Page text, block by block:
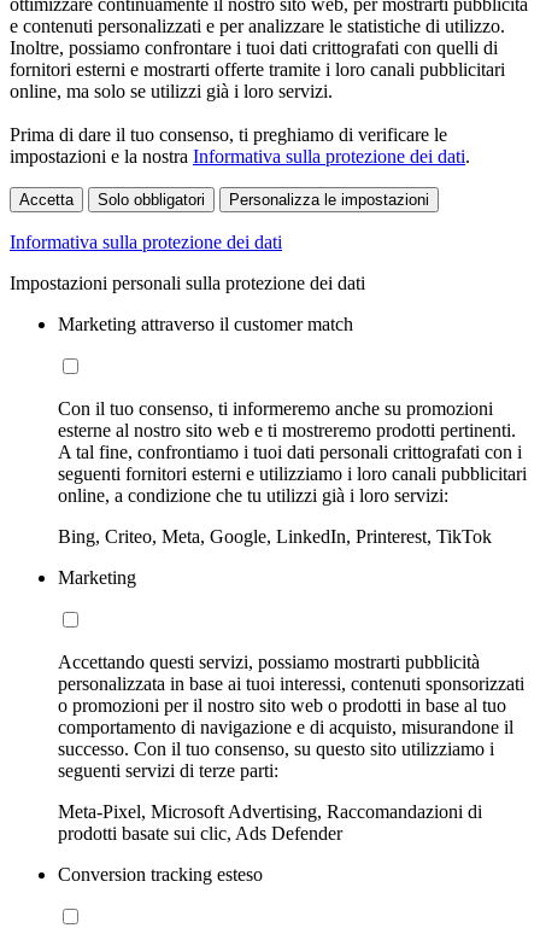
ottimizzare continuamente il nostro sito web, per mostrarti pubblicità
e contenuti personalizzati e per analizzare le statistiche di utilizzo.
Inoltre, possiamo confrontare i tuoi dati crittografati con quelli di
fornitori esterni e mostrarti offerte tramite i loro canali pubblicitari
online, ma solo se utilizzi già i loro servizi.
Prima di dare il tuo consenso, ti preghiamo di verificare le
impostazioni e la nostra Informativa sulla protezione dei dati.
Accetta Solo obbligatori Personalizza le impostazioni
Informativa sulla protezione dei dati
Impostazioni personali sulla protezione dei dati
Marketing attraverso il customer match
Con il tuo consenso, ti informeremo anche su promozioni
esterne al nostro sito web e ti mostreremo prodotti pertinenti.
A tal fine, confrontiamo i tuoi dati personali crittografati con i
seguenti fornitori esterni e utilizziamo i loro canali pubblicitari
online, a condizione che tu utilizzi già i loro servizi:
Bing, Criteo, Meta, Google, LinkedIn, Printerest, TikTok
Marketing
Accettando questi servizi, possiamo mostrarti pubblicità
personalizzata in base ai tuoi interessi, contenuti sponsorizzati
o promozioni per il nostro sito web o prodotti in base al tuo
comportamento di navigazione e di acquisto, misurandone il
successo. Con il tuo consenso, su questo sito utilizziamo i
seguenti servizi di terze parti:
Meta-Pixel, Microsoft Advertising, Raccomandazioni di
prodotti basate sui clic, Ads Defender
Conversion tracking esteso